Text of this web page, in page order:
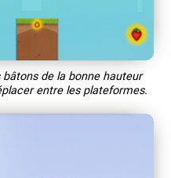
de la bonne hauteur
entre les plateformes.